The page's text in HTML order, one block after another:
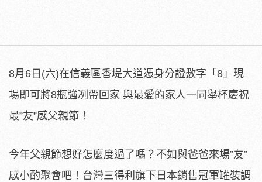
8月6日(六)在信義區香堤大道憑身分證數字「8」現
場即可將8瓶強冽帶回家 與最愛的家人一同舉杯慶祝
最”友”感父親節！
今年父親節想好怎麼度過了嗎？不如與爸爸來場”友”
感小酌聚會吧！台灣三得利旗下日本銷售冠軍罐裝調